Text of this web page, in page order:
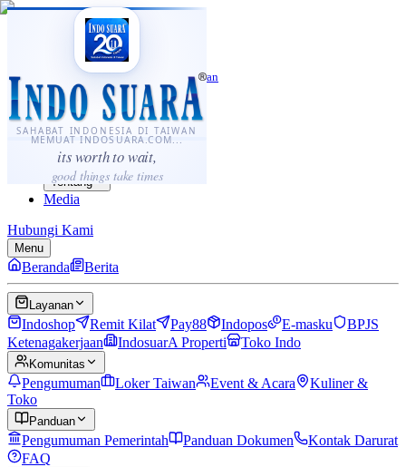
SAHABAT INDONESIA DI TAIWAN
MEMUAT INDOSUARA.COM...
its worth to wait,
good things take times
·...
⌘K
Sahabat Indonesia di Taiwan
Berita
Layanan
Komunitas
Panduan
Tentang
Media
Hubungi Kami
Menu
Beranda Berita
Layanan
Indoshop Remit Kilat Pay88 Indopos E-masku
BPJS
Ketenagakerjaan
IndosuarA Properti Toko Indo
Komunitas
Pengumuman Loker Taiwan Event & Acara
Kuliner &
Toko
Panduan
Pengumuman Pemerintah Panduan Dokumen
Kontak Darurat
FAQ